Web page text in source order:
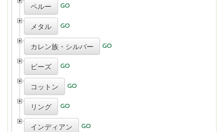
ペルー
メタル
カレン族・シルバー
ビーズ
コットン
リング
インディアン